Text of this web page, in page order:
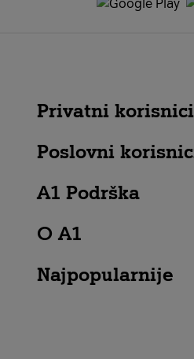
Privatni korisnici
Poslovni
A1 Podrška
O A1
Najpopularnije